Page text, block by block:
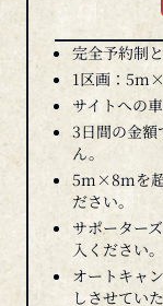
完全予約制
1区画：
サイトへの
3日間の金額
ん。
5m×8mを超
ださい。
サポーター
入ください。
オートキャ
しさせてい